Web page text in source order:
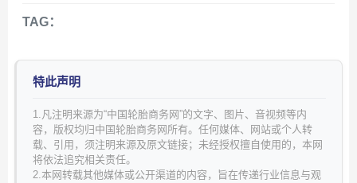
TAG：
特此声明
1.凡注明来源为“中国轮胎商务网”的文字、图片、音视频等内
容，版权均归中国轮胎商务网所有。任何媒体、网站或个人转
载、引用，须注明来源及原文链接；未经授权擅自使用的，本网
将依法追究相关责任。
2.本网转载其他媒体或公开渠道的内容，旨在传递行业信息与观